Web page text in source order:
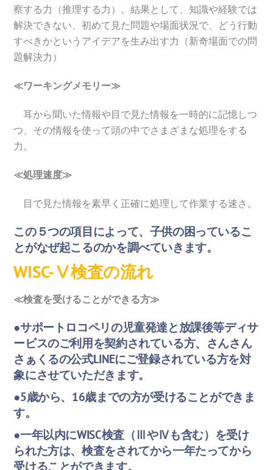
察する力（推理する力）。結果として、知識や経験では
解決できない、初めて見た問題や場面状況で、どう行動
すべきかというアイデアを生み出す力（新奇場面での問
題解決力）
≪ワーキングメモリー≫
耳から聞いた情報や目で見た情報を一時的に記憶しつ
つ、その情報を使って頭の中でさまざまな処理をする
力。
≪処理速度≫
目で見た情報を素早く正確に処理して作業する速さ。
この５つの項目によって、子供の困っているこ
とがなぜ起こるのかを調べていきます。
WISC-Ⅴ検査の流れ
≪検査を受けることができる方≫
●サポートロコペリの児童発達と放課後等ディサ
ービスのご利用を契約されている方、さんさん
さぁくるの公式LINEにご登録されている方を対
象にさせていただきます。
●5歳から、16歳までの方が受けることができま
す。
●一年以内にWISC検査（ⅢやⅣも含む）を受け
られた方は、検査をされてから一年たってから
受けることができます。